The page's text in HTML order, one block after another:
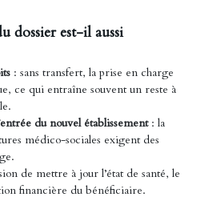
dossier est-il aussi
: sans transfert, la prise en charge
ce qui entraîne souvent un reste à
du nouvel établissement: la
médico-sociales exigent des
de mettre à jour l’état de santé, le
financière du bénéficiaire.